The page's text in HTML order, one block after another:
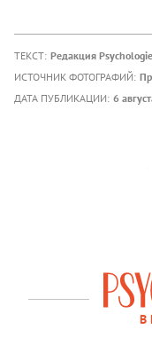
ТЕКСТ: Редакция
ИСТОЧНИК ФОТОГРАФИЙ:
ДАТА ПУБЛИКАЦИИ: 6